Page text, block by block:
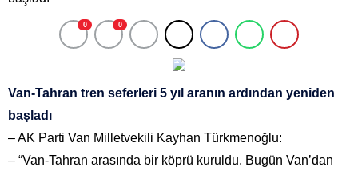
0 0
Van-Tahran tren seferleri 5 yıl aranın ardından yeniden
başladı
– AK Parti Van Milletvekili Kayhan Türkmenoğlu:
– “Van-Tahran arasında bir köprü kuruldu. Bugün Van’dan